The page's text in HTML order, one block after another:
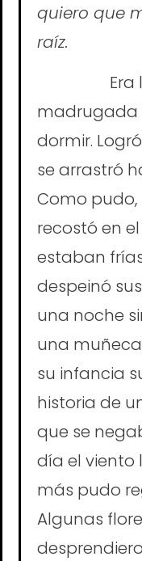
quiero que
raíz.
Era la
madrugada
dormir.
se arrastró
Como pudo,
recostó en
estaban
despeinó
una noche
una
su infancia
historia de
que se
día el viento
más pudo
Algunas